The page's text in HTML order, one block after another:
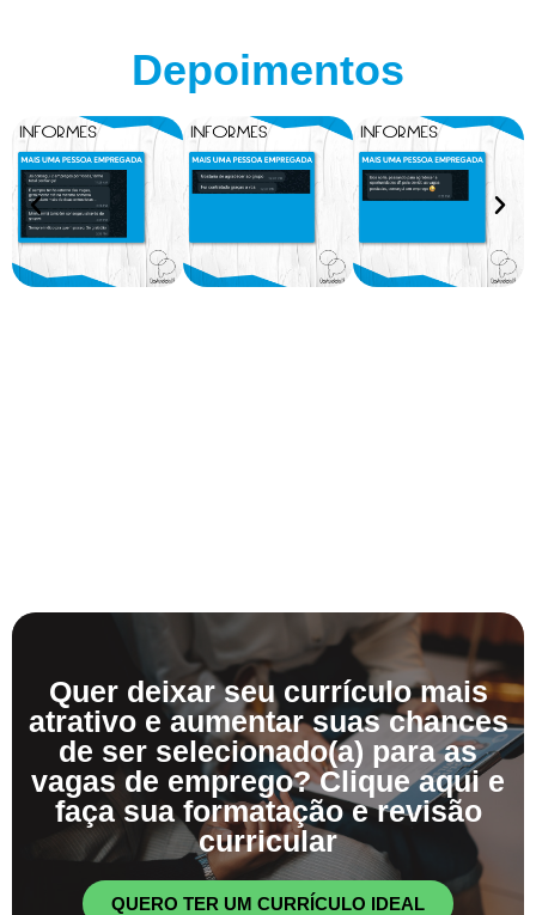
Depoimentos
Quer deixar seu currículo mais
atrativo e aumentar suas chances
de ser selecionado(a) para as
vagas de emprego? Clique aqui e
faça sua formatação e revisão
curricular
QUERO TER UM CURRÍCULO IDEAL